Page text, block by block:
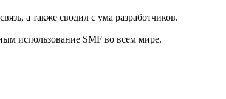
а также сводил с ума разработчиков.
использование SMF во всем мире.